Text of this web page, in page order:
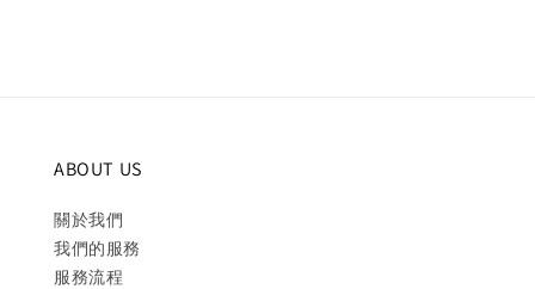
ABOUT US
關於我們
我們的服務
服務流程